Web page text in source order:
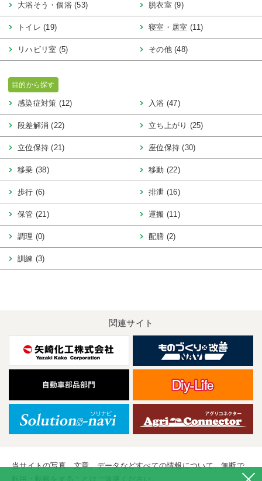
大浴そう・個浴 (53) 脱衣室 (9)
トイレ (19) 寝室・居室 (11)
リハビリ室 (5) その他 (48)
目的から探す
感染症対策 (12) 入浴 (47)
段差解消 (22) 立ち上がり (25)
立位保持 (21) 座位保持 (30)
移乗 (38) 移動 (22)
歩行 (6) 排泄 (16)
保管 (21) 運搬 (11)
調理 (0) 配膳 (2)
訓練 (3)
関連サイト
当サイトの写真、文章、データなどすべての情報について、無断で